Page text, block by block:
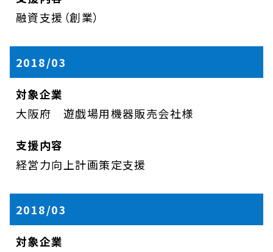
融資支援（創業）
2018/03
大阪府 遊戯場用機器販売会社様
経営力向上計画策定支援
2018/03